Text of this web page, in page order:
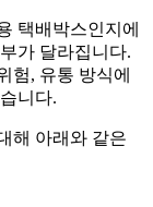
택배박스인지에
가 달라집니다.
험, 유통 방식에
니다.
해 아래와 같은